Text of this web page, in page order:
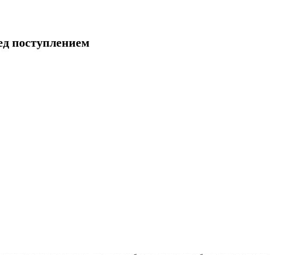
поступлением